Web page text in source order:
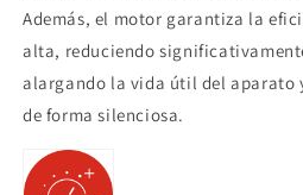
Además, el motor garantiza la
alta, reduciendo
alargando la vida útil del aparato
de forma silenciosa.